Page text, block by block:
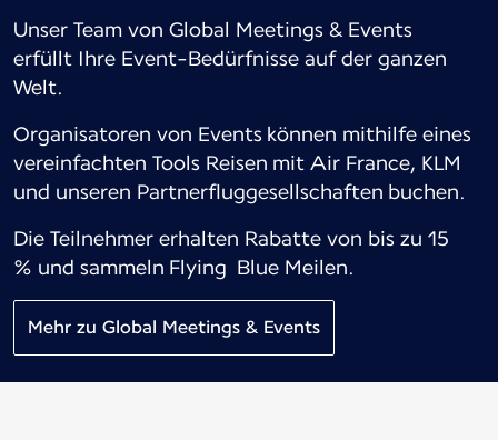
Unser Team von Global Meetings & Events
erfüllt Ihre Event-Bedürfnisse auf der ganzen
Welt.
Organisatoren von Events können mithilfe eines
vereinfachten Tools Reisen mit Air France, KLM
und unseren Partnerfluggesellschaften buchen.
Die Teilnehmer erhalten Rabatte von bis zu 15
% und sammeln Flying Blue Meilen.
Mehr zu Global Meetings & Events